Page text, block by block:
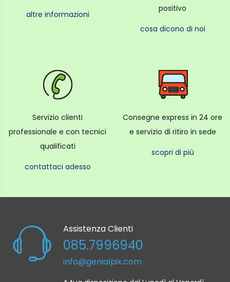
altre informazioni
positivo
cosa dicono di noi
Servizio clienti
professionale e con tecnici
qualificati
contattaci adesso
Consegne express in 24 ore
e servizio di ritiro in sede
scopri di più
Assistenza Clienti
085.7996940
info@genialpix.com